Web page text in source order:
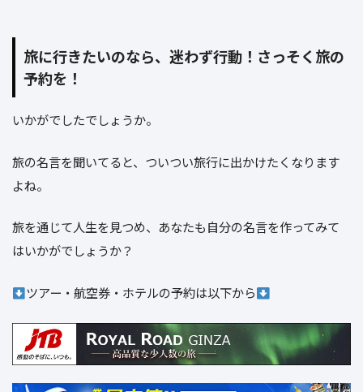
旅に行きたいのなら、迷わず行動！さっそく旅の
予約を！
いかがでしたでしょうか。
旅の名言を聞いてると、ついつい旅行に出かけたくなります
よね。
旅を通じて人生を見つめ、あなたも自分の名言を作ってみて
はいかがでしょうか？
ツアー・航空券・ホテルの予約は以下から